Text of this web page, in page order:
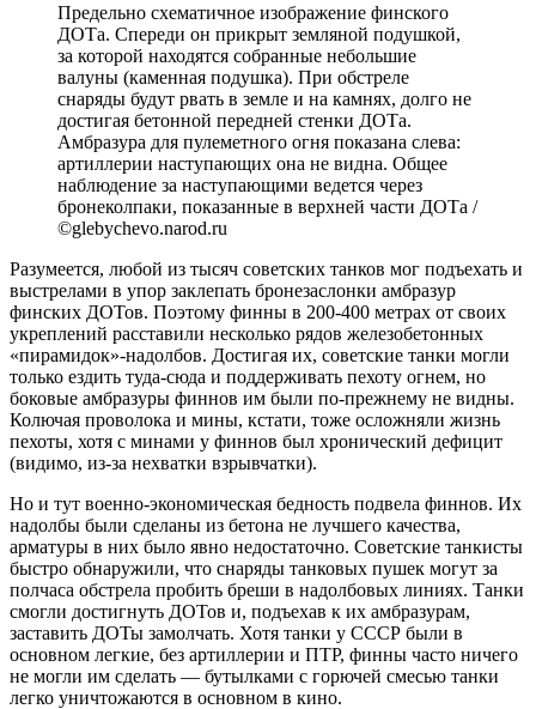
Предельно схематичное изображение финского
ДОТа. Спереди он прикрыт земляной подушкой,
за которой находятся собранные небольшие
валуны (каменная подушка). При обстреле
снаряды будут рвать в земле и на камнях, долго не
достигая бетонной передней стенки ДОТа.
Амбразура для пулеметного огня показана слева:
артиллерии наступающих она не видна. Общее
наблюдение за наступающими ведется через
бронеколпаки, показанные в верхней части ДОТа /
©glebychevo.narod.ru
Разумеется, любой из тысяч советских танков мог подъехать и
выстрелами в упор заклепать бронезаслонки амбразур
финских ДОТов. Поэтому финны в 200-400 метрах от своих
укреплений расставили несколько рядов железобетонных
«пирамидок»-надолбов. Достигая их, советские танки могли
только ездить туда-сюда и поддерживать пехоту огнем, но
боковые амбразуры финнов им были по-прежнему не видны.
Колючая проволока и мины, кстати, тоже осложняли жизнь
пехоты, хотя с минами у финнов был хронический дефицит
(видимо, из-за нехватки взрывчатки).
Но и тут военно-экономическая бедность подвела финнов. Их
надолбы были сделаны из бетона не лучшего качества,
арматуры в них было явно недостаточно. Советские танкисты
быстро обнаружили, что снаряды танковых пушек могут за
полчаса обстрела пробить бреши в надолбовых линиях. Танки
смогли достигнуть ДОТов и, подъехав к их амбразурам,
заставить ДОТы замолчать. Хотя танки у СССР были в
основном легкие, без артиллерии и ПТР, финны часто ничего
не могли им сделать — бутылками с горючей смесью танки
легко уничтожаются в основном в кино.